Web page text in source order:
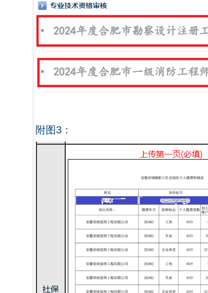
附图3：